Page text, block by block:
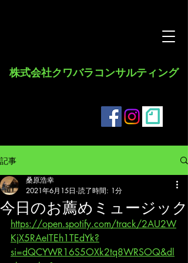
​株式会社クワバラコンサルティング
記事
今日のお薦めミュージック
桑原浩幸
2021年6月15日 読了時間: 1分
https://open.spotify.com/track/2AU2W
KjX5RAeITEh1TEdYk?
si=dQCYWR16S5OXk2tq8WRSOQ&dl